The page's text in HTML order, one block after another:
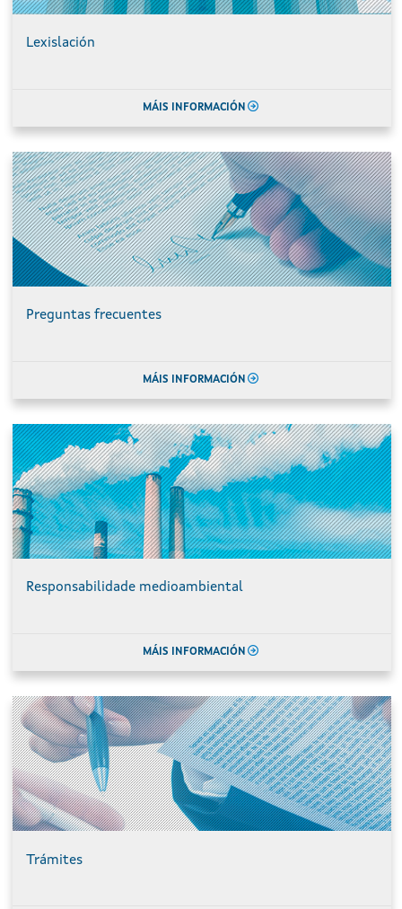
Lexislación
MÁIS INFORMACIÓN
Preguntas frecuentes
MÁIS INFORMACIÓN
Responsabilidade medioambiental
MÁIS INFORMACIÓN
Trámites